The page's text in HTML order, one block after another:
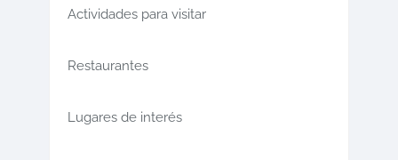
Actividades para visitar
Restaurantes
Lugares de interés